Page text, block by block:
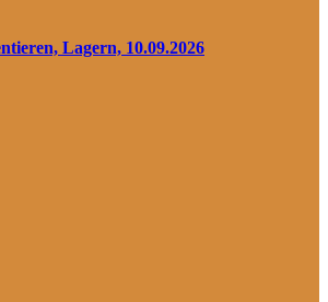
Lagern, 10.09.2026